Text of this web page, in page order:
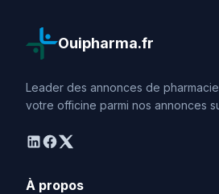
Ouipharma.fr
Leader des annonces de
votre officine parmi nos annonces
linkedin
facebook
twitter
À propos